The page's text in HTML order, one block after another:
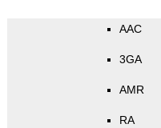
AAC
3GA
AMR
RA